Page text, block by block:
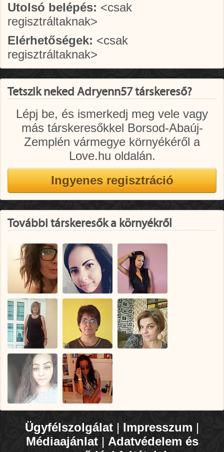
Utolsó belépés: <csak
regisztráltaknak>
Elérhetőségek: <csak
regisztráltaknak>
Tetszik neked Adryenn57 társkereső?
Lépj be, és ismerkedj meg vele vagy
más társkeresőkkel Borsod-Abaúj-
Zemplén vármegye környékéről a
Love.hu oldalán.
További társkeresők a környékről
Ügyfélszolgálat | Impresszum |
Médiaajánlat| Adatvédelem és